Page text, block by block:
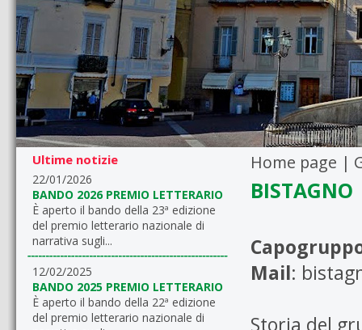
Ultime notizie
22/01/2026
BANDO 2026 PREMIO LETTERARIO
È aperto il bando della 23ª edizione
del premio letterario nazionale di
narrativa sugli...
12/02/2025
BANDO 2025 PREMIO LETTERARIO
È aperto il bando della 22ª edizione
del premio letterario nazionale di
Home page |
BISTAGNO
Mail:
Storia del